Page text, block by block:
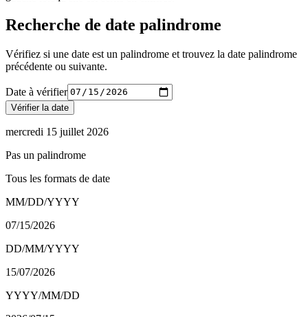
Recherche de date palindrome
Vérifiez si une date est un palindrome et trouvez la date palindrome
précédente ou suivante.
Date à vérifier
Vérifier la date
mercredi 15 juillet 2026
Pas un palindrome
Tous les formats de date
MM/DD/YYYY
07/15/2026
DD/MM/YYYY
15/07/2026
YYYY/MM/DD